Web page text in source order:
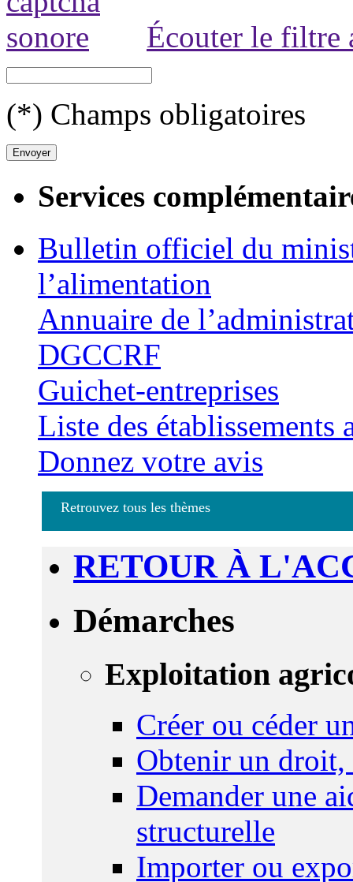
Écouter le filtre
(*) Champs obligatoires
Services
Bulletin officiel du
l’alimentation
Annuaire de
DGCCRF
Guichet-entreprises
Liste des établissements
Donnez votre avis
Retrouvez tous les thèmes
RETOUR À
Démarches
Exploitation
Créer ou céder
Obtenir un droit,
Demander une
structurelle
Importer ou